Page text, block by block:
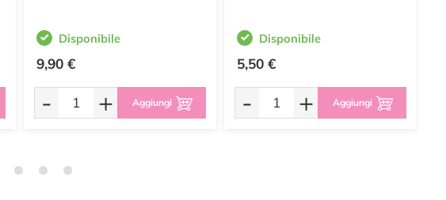
Disponibile
9,90 €
- + Aggiungi
Disponibile
5,50 €
- + Aggiungi